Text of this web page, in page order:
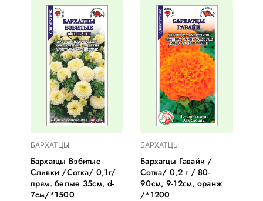
БАРХАТЦЫ
Бархатцы Взбитые
Сливки /Сотка/ 0,1г/
прям. белые 35см, d-
7см/*1500
БАРХАТЦЫ
Бархатцы Гавайи /
Сотка/ 0,2 г / 80-
90см, 9-12см, оранж
/*1200